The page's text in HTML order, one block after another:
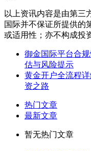
以上资讯内容是由第三
国际并不保证所提供的
或适用性；亦不构成投
御金国际平台合
估与风险提示
黄金开户全流程
资之路
热门文章
最新文章
暂无热门文章